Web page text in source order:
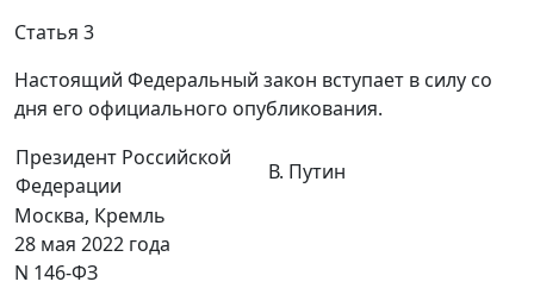
Статья 3
Настоящий Федеральный закон вступает в силу со
дня его официального опубликования.
Президент Российской
Федерации
В. Путин
Москва, Кремль
28 мая 2022 года
N 146-ФЗ